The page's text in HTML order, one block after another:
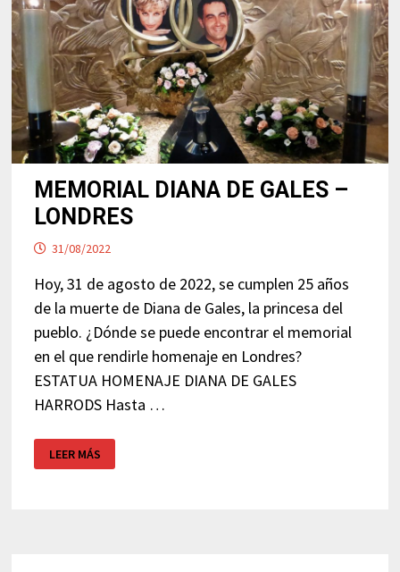
MEMORIAL DIANA DE GALES –
LONDRES
31/08/2022
Hoy, 31 de agosto de 2022, se cumplen 25 años
de la muerte de Diana de Gales, la princesa del
pueblo. ¿Dónde se puede encontrar el memorial
en el que rendirle homenaje en Londres?
ESTATUA HOMENAJE DIANA DE GALES
HARRODS Hasta …
MEMORIAL
DIANA
DE
LEER MÁS